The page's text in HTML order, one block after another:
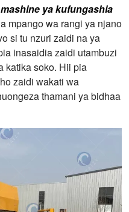
mashine ya kufungashia
mpango wa rangi ya njano
si tu nzuri zaidi na ya
inasaidia zaidi utambuzi
katika soko. Hii pia
zaidi wakati wa
thamani ya bidhaa